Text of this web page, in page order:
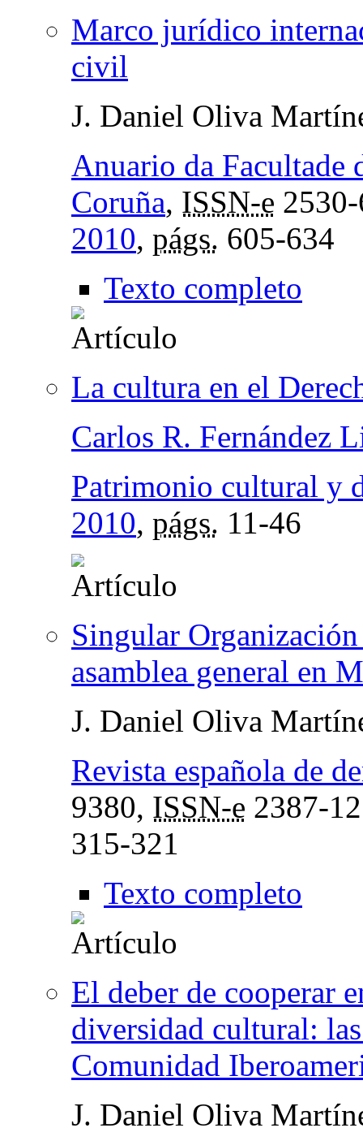
Marco jurídico
civil
J. Daniel Oliva
Anuario da Facultade
Coruña, ISSN-e
2010, págs. 605-634
Texto completo
La cultura en el
Carlos R. Fernández
Patrimonio cultural y
2010, págs. 11-46
Singular
asamblea general en
J. Daniel Oliva
Revista española de
9380, ISSN-e 2387-
315-321
Texto completo
El deber de cooperar
diversidad cultural:
Comunidad
J. Daniel Oliva